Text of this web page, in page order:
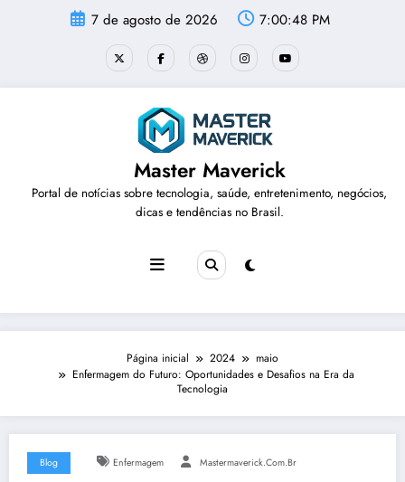
7 de agosto de 2026 7:00:49 PM
Master Maverick
Portal de notícias sobre tecnologia, saúde, entretenimento, negócios,
dicas e tendências no Brasil.
Página inicial 2024
maio
Enfermagem do Futuro: Oportunidades e Desafios na Era da
Tecnologia
Blog Enfermagem Mastermaverick.com.br